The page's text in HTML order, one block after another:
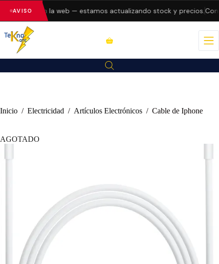
AVISO
errores en la web — estamos actualizando stock y precios.
Inicio / Electricidad / Artículos Electrónicos / Cable de Iphone
AGOTADO